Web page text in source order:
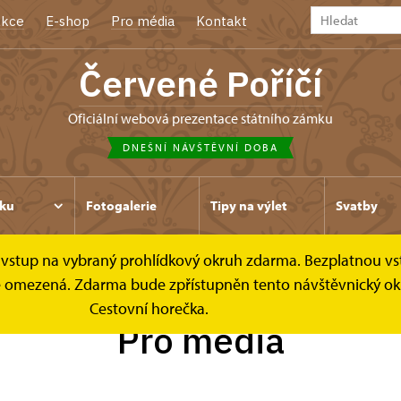
E-shop Pro média Kontakt
Červené Poříčí
oficiální webová prezentace státního zámku
DNEŠNÍ NÁVŠTĚVNÍ DOBA
Fotogalerie Tipy na výlet Svatby
na vybraný prohlídkový okruh zdarma. Bezplatnou
Zdarma bude zpřístupněn tento návštěvnický
Cestovní horečka.
Pro média